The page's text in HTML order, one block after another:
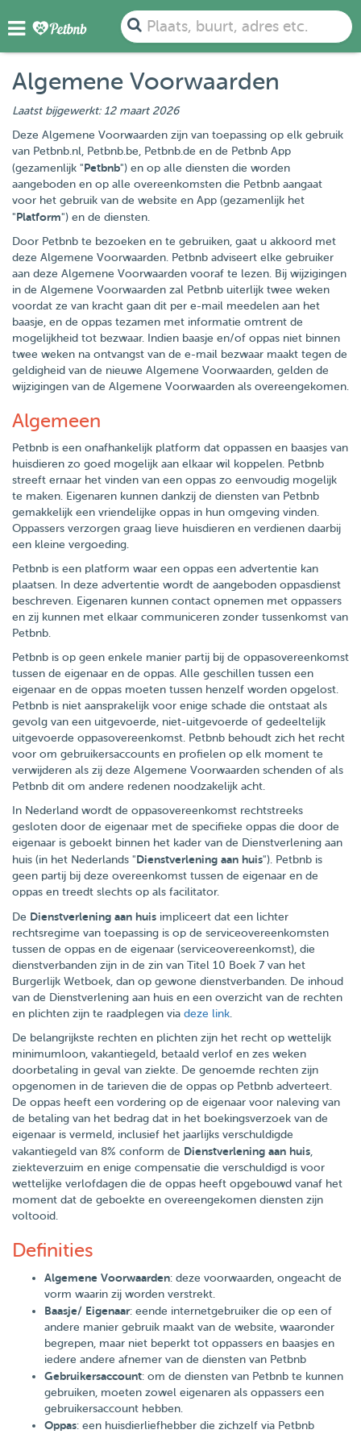
Plaats, buurt, adres etc.
Algemene Voorwaarden
Laatst bijgewerkt: 12 maart 2026
Deze Algemene Voorwaarden zijn van toepassing op elk gebruik
van Petbnb.nl, Petbnb.be, Petbnb.de en de Petbnb App
(gezamenlijk "Petbnb") en op alle diensten die worden
aangeboden en op alle overeenkomsten die Petbnb aangaat
voor het gebruik van de website en App (gezamenlijk het
"Platform") en de diensten.
Door Petbnb te bezoeken en te gebruiken, gaat u akkoord met
deze Algemene Voorwaarden. Petbnb adviseert elke gebruiker
aan deze Algemene Voorwaarden vooraf te lezen. Bij wijzigingen
in de Algemene Voorwaarden zal Petbnb uiterlijk twee weken
voordat ze van kracht gaan dit per e-mail meedelen aan het
baasje, en de oppas tezamen met informatie omtrent de
mogelijkheid tot bezwaar. Indien baasje en/of oppas niet binnen
twee weken na ontvangst van de e-mail bezwaar maakt tegen de
geldigheid van de nieuwe Algemene Voorwaarden, gelden de
wijzigingen van de Algemene Voorwaarden als overeengekomen.
Algemeen
Petbnb is een onafhankelijk platform dat oppassen en baasjes van
huisdieren zo goed mogelijk aan elkaar wil koppelen. Petbnb
streeft ernaar het vinden van een oppas zo eenvoudig mogelijk
te maken. Eigenaren kunnen dankzij de diensten van Petbnb
gemakkelijk een vriendelijke oppas in hun omgeving vinden.
Oppassers verzorgen graag lieve huisdieren en verdienen daarbij
een kleine vergoeding.
Petbnb is een platform waar een oppas een advertentie kan
plaatsen. In deze advertentie wordt de aangeboden oppasdienst
beschreven. Eigenaren kunnen contact opnemen met oppassers
en zij kunnen met elkaar communiceren zonder tussenkomst van
Petbnb.
Petbnb is op geen enkele manier partij bij de oppasovereenkomst
tussen de eigenaar en de oppas. Alle geschillen tussen een
eigenaar en de oppas moeten tussen henzelf worden opgelost.
Petbnb is niet aansprakelijk voor enige schade die ontstaat als
gevolg van een uitgevoerde, niet-uitgevoerde of gedeeltelijk
uitgevoerde oppasovereenkomst. Petbnb behoudt zich het recht
voor om gebruikersaccounts en profielen op elk moment te
verwijderen als zij deze Algemene Voorwaarden schenden of als
Petbnb dit om andere redenen noodzakelijk acht.
In Nederland wordt de oppasovereenkomst rechtstreeks
gesloten door de eigenaar met de specifieke oppas die door de
eigenaar is geboekt binnen het kader van de Dienstverlening aan
huis (in het Nederlands "Dienstverlening aan huis"). Petbnb is
geen partij bij deze overeenkomst tussen de eigenaar en de
oppas en treedt slechts op als facilitator.
De Dienstverlening aan huis impliceert dat een lichter
rechtsregime van toepassing is op de serviceovereenkomsten
tussen de oppas en de eigenaar (serviceovereenkomst), die
dienstverbanden zijn in de zin van Titel 10 Boek 7 van het
Burgerlijk Wetboek, dan op gewone dienstverbanden. De inhoud
van de Dienstverlening aan huis en een overzicht van de rechten
en plichten zijn te raadplegen via deze link.
De belangrijkste rechten en plichten zijn het recht op wettelijk
minimumloon, vakantiegeld, betaald verlof en zes weken
doorbetaling in geval van ziekte. De genoemde rechten zijn
opgenomen in de tarieven die de oppas op Petbnb adverteert.
De oppas heeft een vordering op de eigenaar voor naleving van
de betaling van het bedrag dat in het boekingsverzoek van de
eigenaar is vermeld, inclusief het jaarlijks verschuldigde
vakantiegeld van 8% conform de Dienstverlening aan huis,
ziekteverzuim en enige compensatie die verschuldigd is voor
wettelijke verlofdagen die de oppas heeft opgebouwd vanaf het
moment dat de geboekte en overeengekomen diensten zijn
voltooid.
Definities
Algemene Voorwaarden: deze voorwaarden, ongeacht de
vorm waarin zij worden verstrekt.
Baasje/ Eigenaar: eende internetgebruiker die op een of
andere manier gebruik maakt van de website, waaronder
begrepen, maar niet beperkt tot oppassers en baasjes en
iedere andere afnemer van de diensten van Petbnb
Gebruikersaccount: om de diensten van Petbnb te kunnen
gebruiken, moeten zowel eigenaren als oppassers een
gebruikersaccount hebben.
Oppas: een huisdierliefhebber die zichzelf via Petbnb